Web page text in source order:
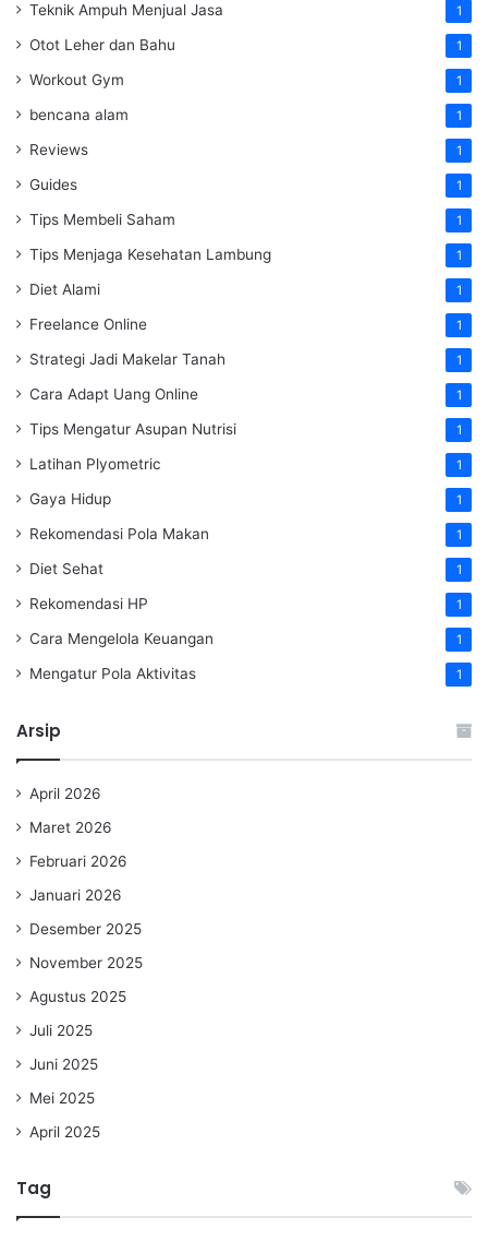
Teknik Ampuh Menjual Jasa 1
Otot Leher dan Bahu 1
Workout Gym 1
bencana alam 1
Reviews 1
Guides 1
Tips Membeli Saham 1
Tips Menjaga Kesehatan Lambung 1
Diet Alami 1
Freelance Online 1
Strategi Jadi Makelar Tanah 1
Cara Adapt Uang Online 1
Tips Mengatur Asupan Nutrisi 1
Latihan Plyometric 1
Gaya Hidup 1
Rekomendasi Pola Makan 1
Diet Sehat 1
Rekomendasi HP 1
Cara Mengelola Keuangan 1
Mengatur Pola Aktivitas 1
Arsip
April 2026
Maret 2026
Februari 2026
Januari 2026
Desember 2025
November 2025
Agustus 2025
Juli 2025
Juni 2025
Mei 2025
April 2025
Tag